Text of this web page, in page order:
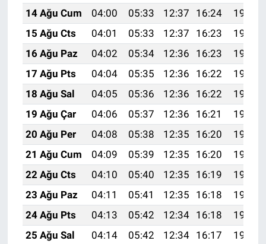
14 Ağu Cum
04:00 05:33 12:37 16:24
19:31
15 Ağu Cts
04:01 05:33 12:37 16:23
19:30
16 Ağu Paz
04:02 05:34 12:36 16:23
19:28
17 Ağu Pts
04:04 05:35 12:36 16:22
19:27
18 Ağu Sal
04:05 05:36 12:36 16:22
19:26
19 Ağu Çar
04:06 05:37 12:36 16:21
19:24
20 Ağu Per
04:08 05:38 12:35 16:20
19:23
21 Ağu Cum
04:09 05:39 12:35 16:20
19:22
22 Ağu Cts
04:10 05:40 12:35 16:19
19:20
23 Ağu Paz
04:11 05:41 12:35 16:18
19:19
24 Ağu Pts
04:13 05:42 12:34 16:18
19:17
25 Ağu Sal
04:14 05:42 12:34 16:17 19:16